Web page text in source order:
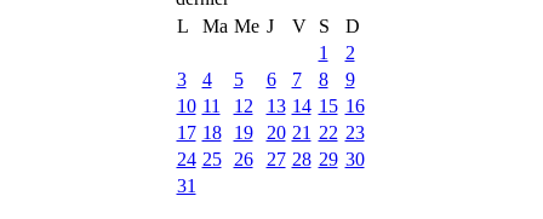
L
Ma Me J V S
D
1
2
3
4 5 6 7 8
9
10 11 12 13 14 15 16
17 18 19 20 21 22 23
24 25 26 27 28 29 30
31